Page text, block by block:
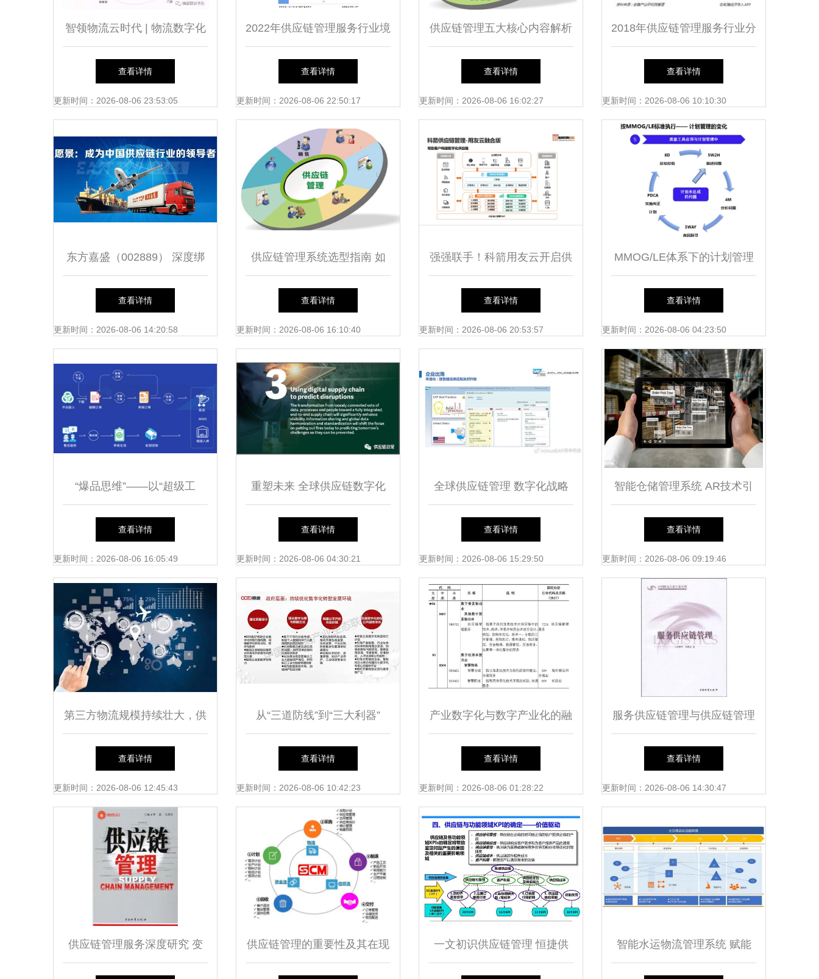
智领物流云时代 | 物流数字化
管理的魅力
查看详情
更新时间：2026-08-06 23:53:05
2022年供应链管理服务行业境
内上市公司全方位对比 业务
布局与业绩深度解析
查看详情
更新时间：2026-08-06 22:50:17
供应链管理五大核心内容解析
查看详情
更新时间：2026-08-06 16:02:27
2018年供应链管理服务行业分
析 传统物流如何向现代供应
链管理转变
查看详情
更新时间：2026-08-06 10:10:30
东方嘉盛（002889） 深度绑
定惠普，一体化供应链管理服
务的领跑者
查看详情
更新时间：2026-08-06 14:20:58
供应链管理系统选型指南 如
何避开企业常见陷阱
查看详情
更新时间：2026-08-06 16:10:40
强强联手！科箭用友云开启供
应链云时代
查看详情
更新时间：2026-08-06 20:53:57
MMOG/LE体系下的计划管理
从蓝图到落地的供应链精密行
动指南——MMOG / LE与制
造业供应链及物流管理连载
(二)
查看详情
更新时间：2026-08-06 04:23:50
“爆品思维”——以“超级工
厂”模式看数字化时代中小企
业的突围之路
查看详情
更新时间：2026-08-06 16:05:49
重塑未来 全球供应链数字化
转型与2021年十大发展趋势分
析
查看详情
更新时间：2026-08-06 04:30:21
全球供应链管理 数字化战略
引领企业出海成功的新引擎
查看详情
更新时间：2026-08-06 15:29:50
智能仓储管理系统 AR技术引
领供应链与物流的未来变革
查看详情
更新时间：2026-08-06 09:19:46
第三方物流规模持续壮大，供
应链管理服务迎来广阔发展空
间
查看详情
更新时间：2026-08-06 12:45:43
从“三道防线”到“三大利器”
Gartner 2021年八大供应链技
术引领行业进化
查看详情
更新时间：2026-08-06 10:42:23
产业数字化与数字产业化的融
合 以供应链管理服务与智慧
物流为例
查看详情
更新时间：2026-08-06 01:28:22
服务供应链管理与供应链管理
服务的融合与发展
查看详情
更新时间：2026-08-06 14:30:47
供应链管理服务深度研究 变 供应链管理的重要性及其在现 一文初识供应链管理 恒捷供 智能水运物流管理系统 赋能